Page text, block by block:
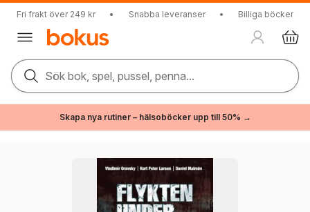
Fri frakt över 249 kr • Snabba leveranser • Billiga böcker
Sök bok, spel, pussel, penna...
Skapa nya rutiner – hälsoböcker upp till 50% →